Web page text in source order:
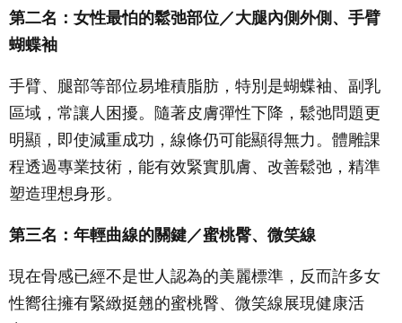
第二名：女性最怕的鬆弛部位／大腿內側外側、手臂
蝴蝶袖
手臂、腿部等部位易堆積脂肪，特別是蝴蝶袖、副乳
區域，常讓人困擾。隨著皮膚彈性下降，鬆弛問題更
明顯，即使減重成功，線條仍可能顯得無力。體雕課
程透過專業技術，能有效緊實肌膚、改善鬆弛，精準
塑造理想身形。
第三名：年輕曲線的關鍵／蜜桃臀、微笑線
現在骨感已經不是世人認為的美麗標準，反而許多女
性嚮往擁有緊緻挺翹的蜜桃臀、微笑線展現健康活